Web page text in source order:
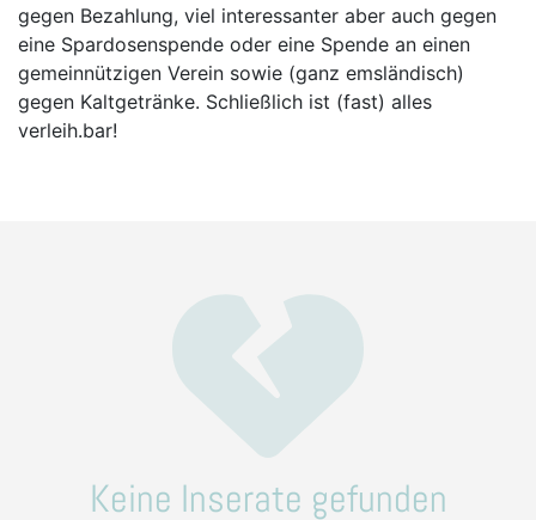
gegen Bezahlung, viel interessanter aber auch gegen
eine Spardosenspende oder eine Spende an einen
gemeinnützigen Verein sowie (ganz emsländisch)
gegen Kaltgetränke. Schließlich ist (fast) alles
verleih.bar!
Keine Inserate gefunden